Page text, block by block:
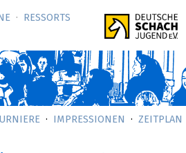
RESSORTS
IMPRESSIONEN ZEITPLAN